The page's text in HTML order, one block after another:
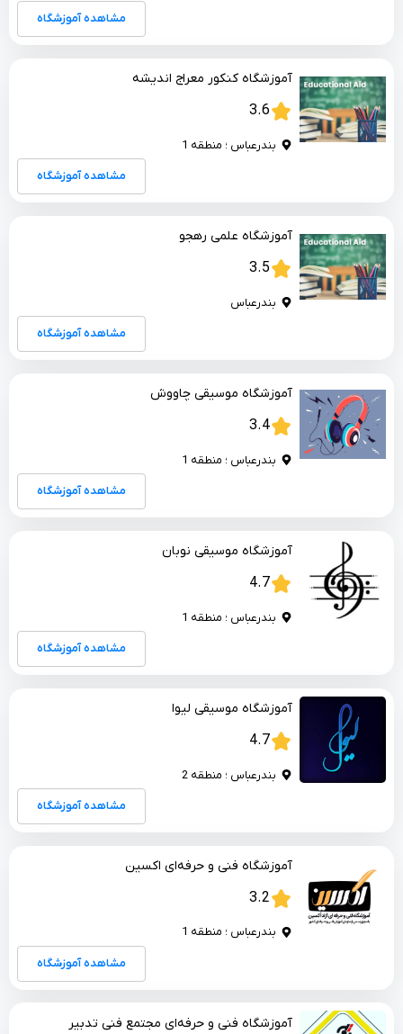
مشاهده آموزشگاه
آموزشگاه کنکور معراج اندیشه
3.6
بندرعباس ؛ منطقه 1
مشاهده آموزشگاه
آموزشگاه علمی رهجو
3.5
بندرعباس
مشاهده آموزشگاه
آموزشگاه موسیقی چاووش
3.4
بندرعباس ؛ منطقه 1
مشاهده آموزشگاه
آموزشگاه موسیقی نوبان
4.7
بندرعباس ؛ منطقه 1
مشاهده آموزشگاه
آموزشگاه موسیقی لیوا
4.7
بندرعباس ؛ منطقه 2
مشاهده آموزشگاه
آموزشگاه فنی و حرفه‌ای اکسین
3.2
بندرعباس ؛ منطقه 1
مشاهده آموزشگاه
آموزشگاه فنی و حرفه‌ای مجتمع فنی تدبیر